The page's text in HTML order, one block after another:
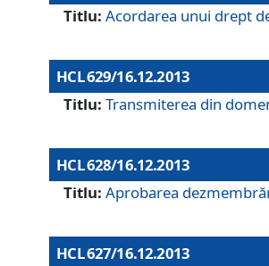
Titlu: Acordarea unui drept
HCL 629/16.12.2013
Titlu: Transmiterea din
HCL 628/16.12.2013
Titlu: Aprobarea
HCL 627/16.12.2013